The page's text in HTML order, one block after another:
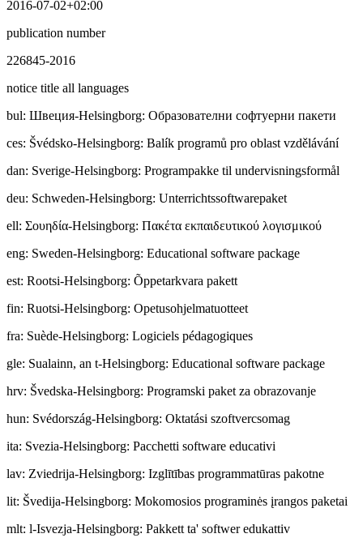
2016-07-02+02:00
publication number
226845-2016
notice title all languages
bul: Швeция-Helsingborg: Образователни софтуерни пакети
ces: Švédsko-Helsingborg: Balík programů pro oblast vzdělávání
dan: Sverige-Helsingborg: Programpakke til undervisningsformål
deu: Schweden-Helsingborg: Unterrichtssoftwarepaket
ell: Σουηδία-Helsingborg: Πακέτα εκπαιδευτικού λογισμικού
eng: Sweden-Helsingborg: Educational software package
est: Rootsi-Helsingborg: Õppetarkvara pakett
fin: Ruotsi-Helsingborg: Opetusohjelmatuotteet
fra: Suède-Helsingborg: Logiciels pédagogiques
gle: Sualainn, an t-Helsingborg: Educational software package
hrv: Švedska-Helsingborg: Programski paket za obrazovanje
hun: Svédország-Helsingborg: Oktatási szoftvercsomag
ita: Svezia-Helsingborg: Pacchetti software educativi
lav: Zviedrija-Helsingborg: Izglītības programmatūras pakotne
lit: Švedija-Helsingborg: Mokomosios programinės įrangos paketai
mlt: l-Isvezja-Helsingborg: Pakkett ta' softwer edukattiv